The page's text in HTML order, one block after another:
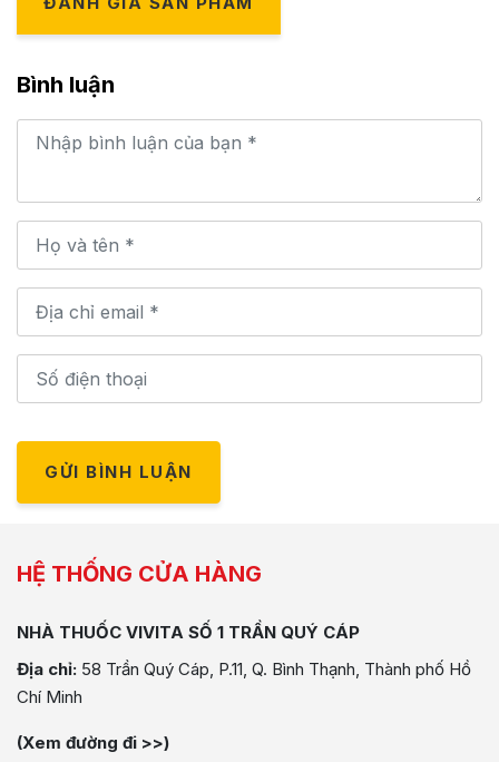
Bình luận
GỬI BÌNH LUẬN
HỆ THỐNG CỬA HÀNG
NHÀ THUỐC VIVITA SỐ 1 TRẦN QUÝ CÁP
Địa chỉ: 58 Trần Quý Cáp, P.11, Q. Bình Thạnh, Thành phố Hồ
Chí Minh
(Xem đường đi >>)